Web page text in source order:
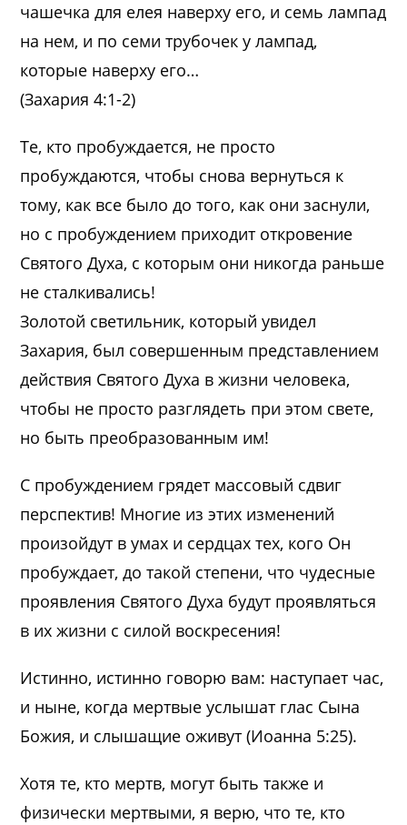
чашечка для елея наверху его, и семь лампад
на нем, и по семи трубочек у лампад,
которые наверху его…
(Захария 4:1-2)
Те, кто пробуждается, не просто
пробуждаются, чтобы снова вернуться к
тому, как все было до того, как они заснули,
но с пробуждением приходит откровение
Святого Духа, с которым они никогда раньше
не сталкивались!
Золотой светильник, который увидел
Захария, был совершенным представлением
действия Святого Духа в жизни человека,
чтобы не просто разглядеть при этом свете,
но быть преобразованным им!
С пробуждением грядет массовый сдвиг
перспектив! Многие из этих изменений
произойдут в умах и сердцах тех, кого Он
пробуждает, до такой степени, что чудесные
проявления Святого Духа будут проявляться
в их жизни с силой воскресения!
Истинно, истинно говорю вам: наступает час,
и ныне, когда мертвые услышат глас Сына
Божия, и слышащие оживут (Иоанна 5:25).
Хотя те, кто мертв, могут быть также и
физически мертвыми, я верю, что те, кто